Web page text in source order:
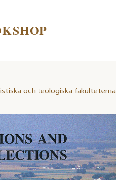
och teologiska fakulteterna